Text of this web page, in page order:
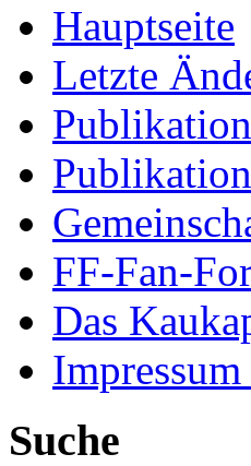
Hauptseite
Letzte
FF-Fan-
Das
Suche